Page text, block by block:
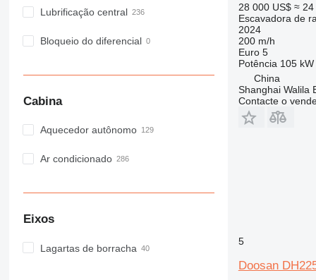
Lubrificação central
Bloqueio do diferencial
Cabina
Aquecedor autônomo
Ar condicionado
Eixos
Lagartas de borracha
28 000 US$ ≈ 24
Escavadora de
2024
200 m/h
Euro 5
Potência 105
China
Shanghai Walila
Contacte o
5
Doosan